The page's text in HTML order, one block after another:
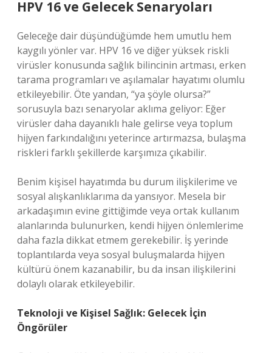
HPV 16 ve Gelecek Senaryoları
Geleceğe dair düşündüğümde hem umutlu hem
kaygılı yönler var. HPV 16 ve diğer yüksek riskli
virüsler konusunda sağlık bilincinin artması, erken
tarama programları ve aşılamalar hayatımı olumlu
etkileyebilir. Öte yandan, “ya şöyle olursa?”
sorusuyla bazı senaryolar aklıma geliyor: Eğer
virüsler daha dayanıklı hale gelirse veya toplum
hijyen farkındalığını yeterince artırmazsa, bulaşma
riskleri farklı şekillerde karşımıza çıkabilir.
Benim kişisel hayatımda bu durum ilişkilerime ve
sosyal alışkanlıklarıma da yansıyor. Mesela bir
arkadaşımın evine gittiğimde veya ortak kullanım
alanlarında bulunurken, kendi hijyen önlemlerime
daha fazla dikkat etmem gerekebilir. İş yerinde
toplantılarda veya sosyal buluşmalarda hijyen
kültürü önem kazanabilir, bu da insan ilişkilerini
dolaylı olarak etkileyebilir.
Teknoloji ve Kişisel Sağlık: Gelecek İçin
Öngörüler